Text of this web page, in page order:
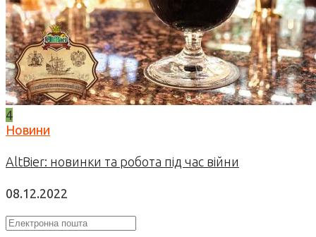
4
Новини
AltBier: новинки та робота під час війни
08.12.2022